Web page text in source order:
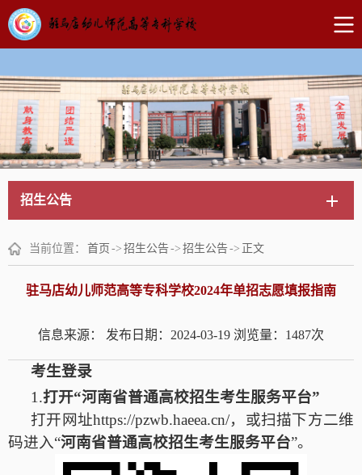
招生公告
当前位置： 首页 -> 招生公告-> 招生公告-> 正文
驻马店幼儿师范高等专科学校2024年单招志愿填报指南
信息来源： 发布日期：2024-03-19 浏览量： 1487次
考生登录
1.打开“河南省普通高校招生考生服务平台”
打开网址https://pzwb.haeea.cn/，或扫描下方二维
码进入“河南省普通高校招生考生服务平台”。